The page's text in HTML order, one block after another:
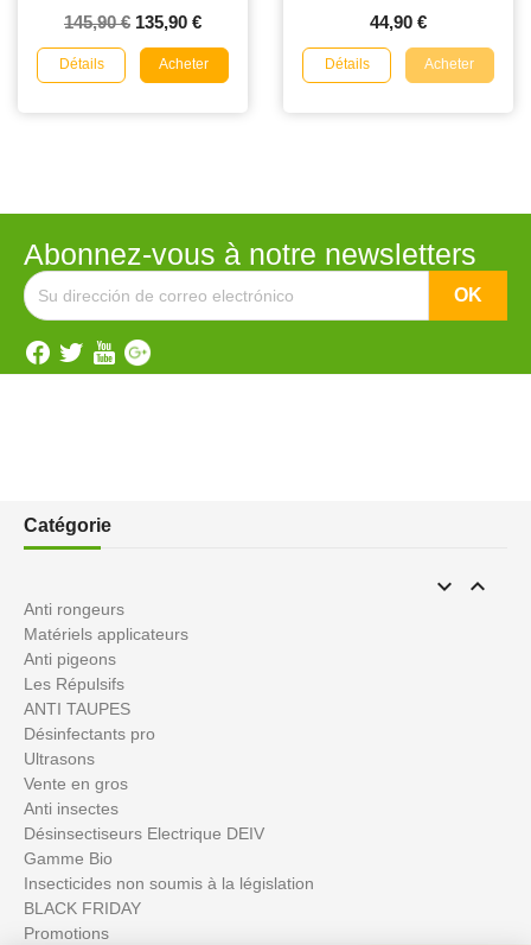
145,90 € 135,90 €
Détails Acheter
44,90 €
Détails Acheter
Abonnez-vous à notre newsletters
Catégorie
 
Anti rongeurs
Matériels applicateurs
Anti pigeons
Les Répulsifs
ANTI TAUPES
Désinfectants pro
Ultrasons
Vente en gros
Anti insectes
Désinsectiseurs Electrique DEIV
Gamme Bio
Insecticides non soumis à la législation
BLACK FRIDAY
Promotions